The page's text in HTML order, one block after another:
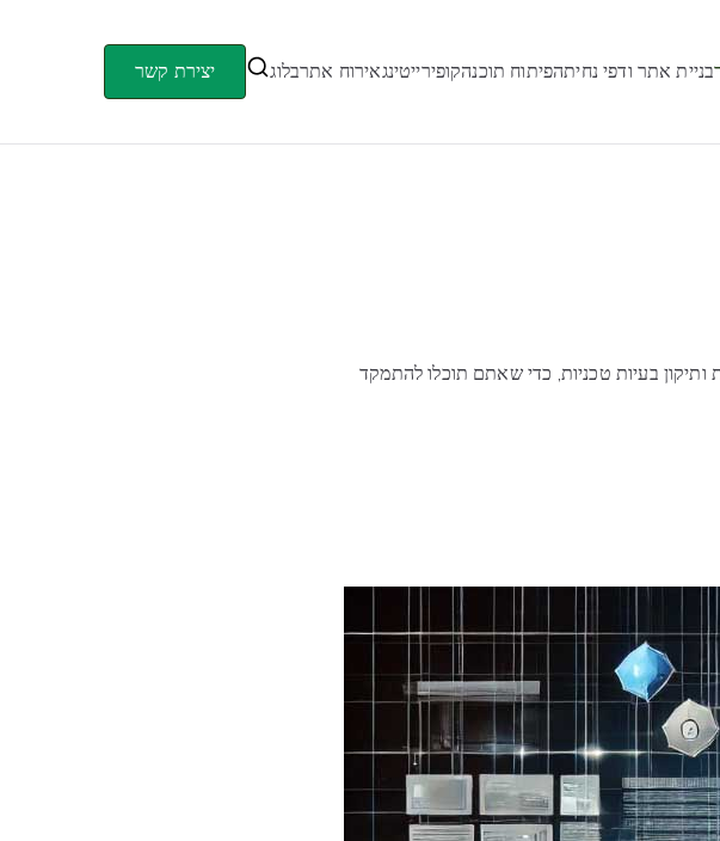
בניית אתר ודפי נחיתהפיתוח תוכנהקופירייטינגאירוח אתרבלוג יצירת קשר
ותיקון בעיות טכניות, כדי שאתם תוכלו להתמקד